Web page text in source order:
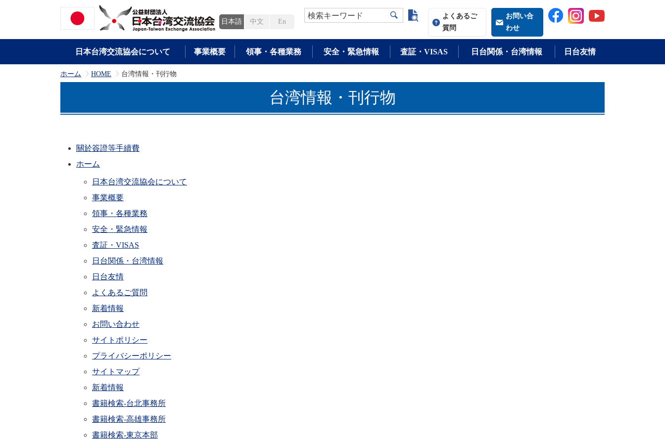
日本語 中文 En
検索キーワード よく検索される語
よくあるご
質問
お問い合
わせ
日本台湾交流協会について 事業概要 領事・各種業務 安全・緊急情報 査証・VISAS 日台関係・台湾情報 日台友情
ホーム >
HOME >
台湾情報・刊行物
台湾情報・刊行物
關於簽證等手續費
ホーム
日本台湾交流協会について
事業概要
領事・各種業務
安全・緊急情報
査証・VISAS
日台関係・台湾情報
日台友情
よくあるご質問
新着情報
お問い合わせ
サイトポリシー
プライバシーポリシー
サイトマップ
新着情報
書籍検索-台北事務所
書籍検索-高雄事務所
書籍検索-東京本部